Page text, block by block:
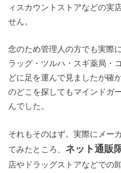
ィスカウントストアなどの実
せん。
念のため管理人の方でも実際
ラッグ・ツルハ・スギ薬局・
どに足を運んで見ましたが確
のどこを探してもマインドガ
んでした。
それもそのはず。実際にメー
てみたところ、 ネット通販
店やドラッグストアなどでの